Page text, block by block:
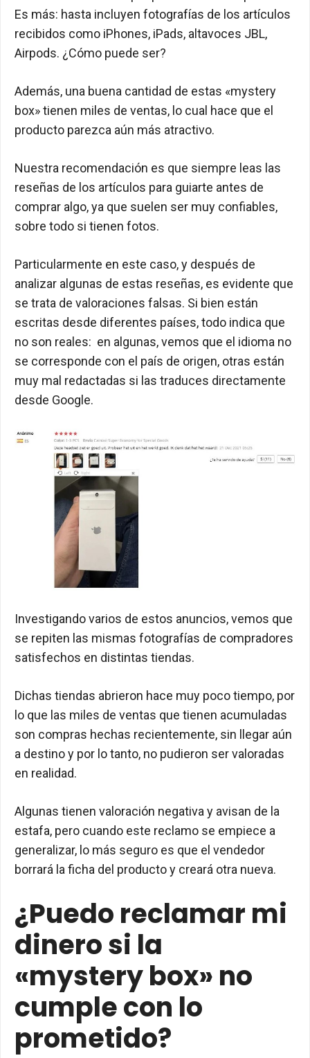
Es más: hasta incluyen fotografías de los artículos
recibidos como iPhones, iPads, altavoces JBL,
Airpods. ¿Cómo puede ser?
Además, una buena cantidad de estas «mystery
box» tienen miles de ventas, lo cual hace que el
producto parezca aún más atractivo.
Nuestra recomendación es que siempre leas las
reseñas de los artículos para guiarte antes de
comprar algo, ya que suelen ser muy confiables,
sobre todo si tienen fotos.
Particularmente en este caso, y después de
analizar algunas de estas reseñas, es evidente que
se trata de valoraciones falsas. Si bien están
escritas desde diferentes países, todo indica que
no son reales: en algunas, vemos que el idioma no
se corresponde con el país de origen, otras están
muy mal redactadas si las traduces directamente
desde Google.
Investigando varios de estos anuncios, vemos que
se repiten las mismas fotografías de compradores
satisfechos en distintas tiendas.
Dichas tiendas abrieron hace muy poco tiempo, por
lo que las miles de ventas que tienen acumuladas
son compras hechas recientemente, sin llegar aún
a destino y por lo tanto, no pudieron ser valoradas
en realidad.
Algunas tienen valoración negativa y avisan de la
estafa, pero cuando este reclamo se empiece a
generalizar, lo más seguro es que el vendedor
borrará la ficha del producto y creará otra nueva.
¿Puedo reclamar mi
dinero si la
«mystery box» no
cumple con lo
prometido?